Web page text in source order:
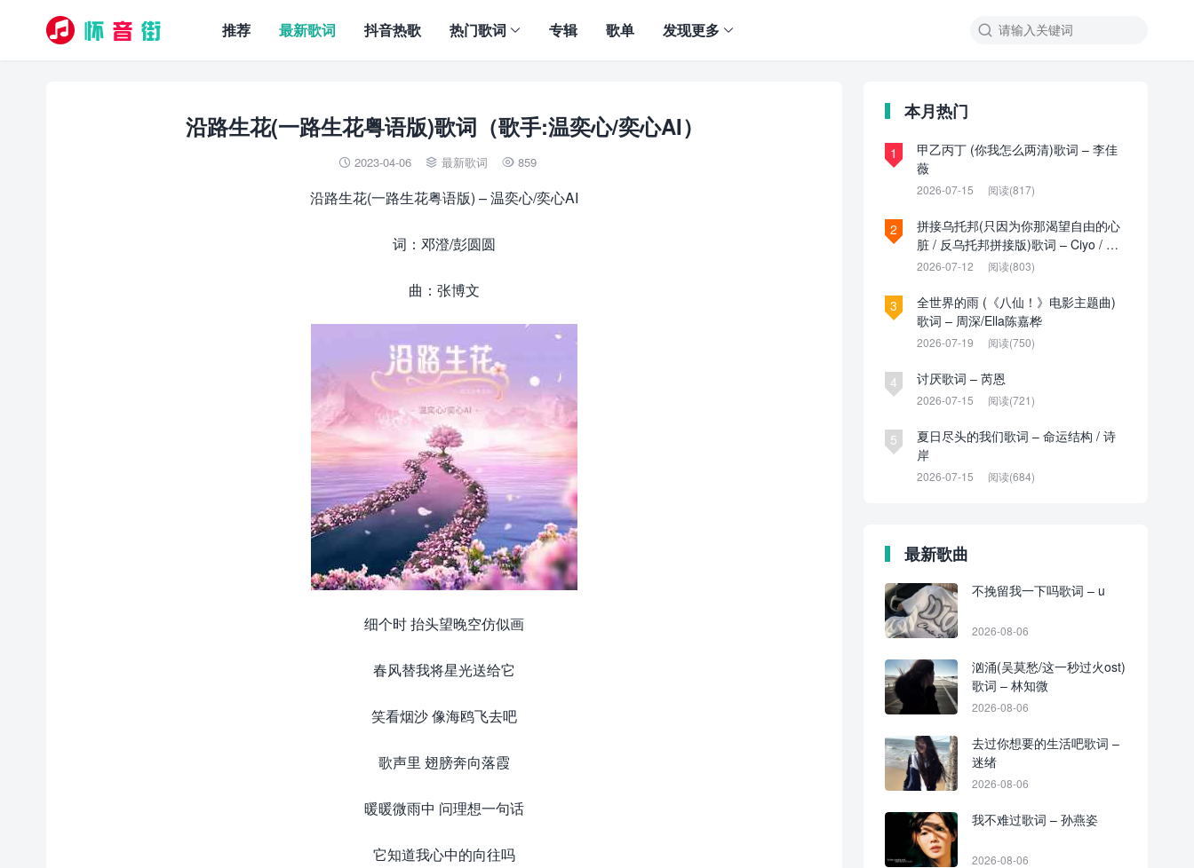

推荐 最新歌词 抖音热歌 热门歌词 专辑 歌单 发现更多
沿路生花(一路生花粤语版)歌词（歌手:温奕心/奕心AI）
 2023-04-06  最新歌词  859
沿路生花(一路生花粤语版) – 温奕心/奕心AI
词：邓澄/彭圆圆
曲：张博文
细个时 抬头望晚空仿似画
春风替我将星光送给它
笑看烟沙 像海鸥飞去吧
歌声里 翅膀奔向落霞
暖暖微雨中 问理想一句话
它知道我心中的向往吗
本月热门
1
甲乙丙丁 (你我怎么两清)歌词 – 李佳
薇
2026-07-15 阅读(817)
2
拼接乌托邦(只因为你那渴望自由的心
脏 / 反乌托邦拼接版)歌词 – Ciyo / 见
过夏天P / 乌托邦P
2026-07-12 阅读(803)
3
全世界的雨 (《八仙！》电影主题曲)
歌词 – 周深/Ella陈嘉桦
2026-07-19 阅读(750)
4 讨厌歌词 – 芮恩
2026-07-15 阅读(721)
5
夏日尽头的我们歌词 – 命运结构 / 诗
岸
2026-07-15 阅读(684)
最新歌曲
不挽留我一下吗歌词 – u
2026-08-06
汹涌(吴莫愁/这一秒过火ost)
歌词 – 林知微
2026-08-06
去过你想要的生活吧歌词 –
迷绪
2026-08-06
我不难过歌词 – 孙燕姿
2026-08-06